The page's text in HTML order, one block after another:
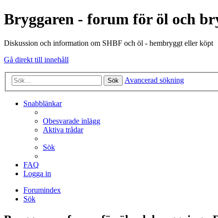
Bryggaren - forum för öl och
Diskussion och information om SHBF och öl - hembryggt eller köpt
Gå direkt till innehåll
Sök Avancerad sökning
Snabblänkar
Obesvarade inlägg
Aktiva trådar
Sök
FAQ
Logga in
Forumindex
Sök